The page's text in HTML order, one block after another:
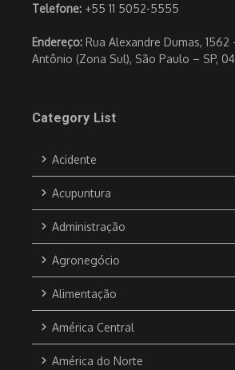
Telefone: +55 11 5052-5555
Endereço: Rua Alexandre Dumas, 1562
Antônio (Zona Sul), São Paulo – SP,
Category List
Acidente
Acupuntura
Administração
Agronegócio
Alimentação
América Central
América do Norte